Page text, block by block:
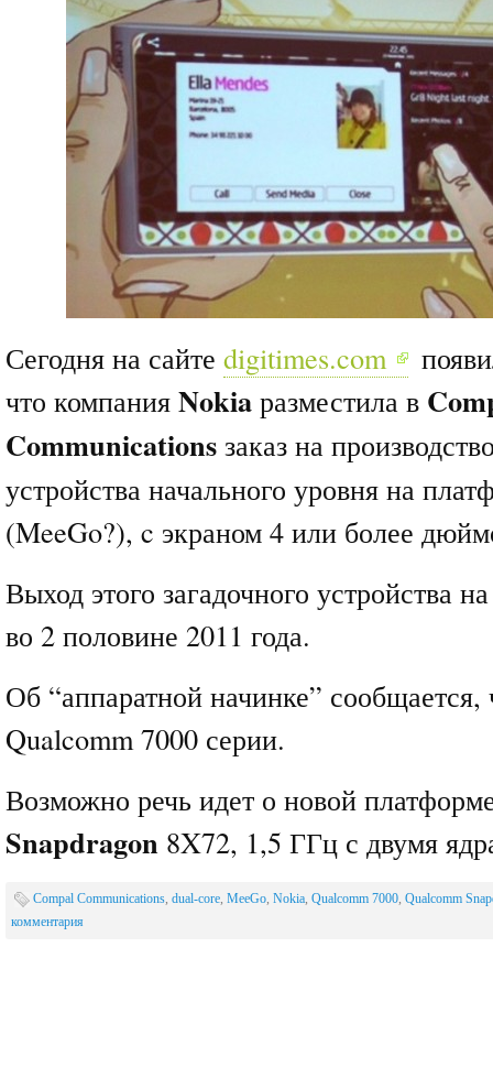
Сегодня на сайте digitimes.com
что компания Nokia разместила в
Communications заказ на
устройства начального уровня на
(MeeGo?), c экраном 4 или более
Выход этого загадочного устройства
во 2 половине 2011 года.
Об “аппаратной начинке” сообщается,
Qualcomm 7000 серии.
Возможно речь идет о новой
Snapdragon 8X72, 1,5 ГГц с двумя
Compal Communications, dual-core, MeeGo, Nokia, Qualcomm 7000, Qualcomm
комментария